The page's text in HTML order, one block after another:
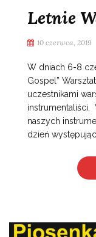
Letnie
10 czerwca, 2019
W dniach 6-8
Gospel”
uczestnikami
instrumentaliści.
naszych
dzień